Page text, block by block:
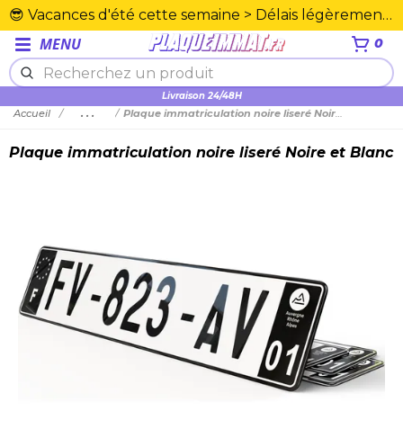
😎 Vacances d'été cette semaine > Délais légèrement rallongés. Merci☀️
MENU 0
Livraison 24/48H
Plexiglas en PMMA supérieure
Accueil ... Plaque immatriculation noire liseré Noire et Blanc
Plaque immatriculation noire liseré Noire et Blanc